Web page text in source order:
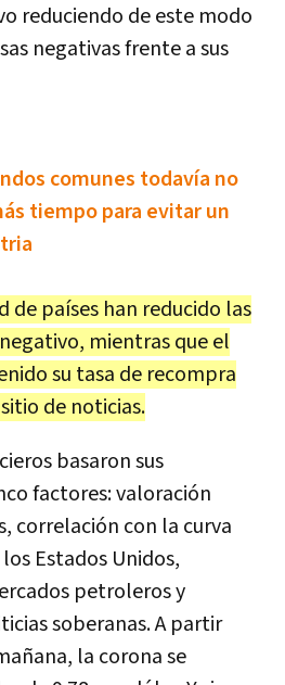
reduciendo de este modo
negativas frente a sus
comunes todavía no
tiempo para evitar un
de países han reducido las
mientras que el
su tasa de recompra
de noticias.
basaron sus
factores: valoración
correlación con la curva
Estados Unidos,
petroleros y
soberanas. A partir
la corona se